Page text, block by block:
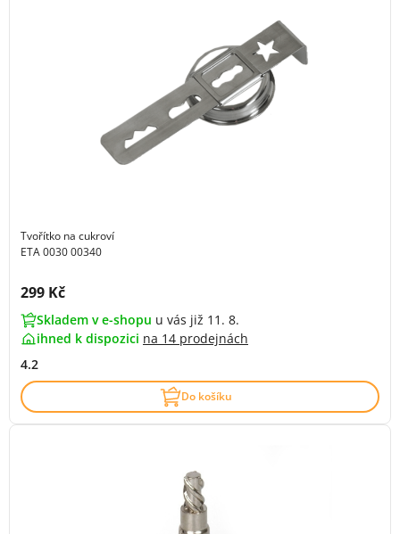
Tvořítko na cukroví
ETA 0030 00340
Cena s DPH:
299 Kč
Skladem v e-shopu u vás již 11. 8.
ihned k dispozici na 14 prodejnách
4.2
Do košíku